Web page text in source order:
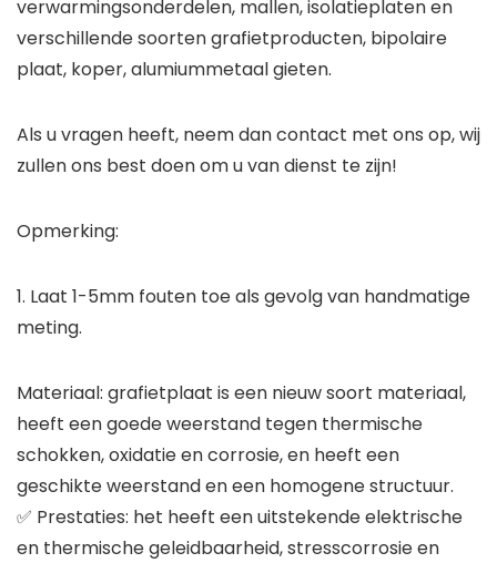
verwarmingsonderdelen, mallen, isolatieplaten en
verschillende soorten grafietproducten, bipolaire
plaat, koper, alumiummetaal gieten.
Als u vragen heeft, neem dan contact met ons op, wij
zullen ons best doen om u van dienst te zijn!
Opmerking:
1. Laat 1-5mm fouten toe als gevolg van handmatige
meting.
Materiaal: grafietplaat is een nieuw soort materiaal,
heeft een goede weerstand tegen thermische
schokken, oxidatie en corrosie, en heeft een
geschikte weerstand en een homogene structuur.
✅ Prestaties: het heeft een uitstekende elektrische
en thermische geleidbaarheid, stresscorrosie en